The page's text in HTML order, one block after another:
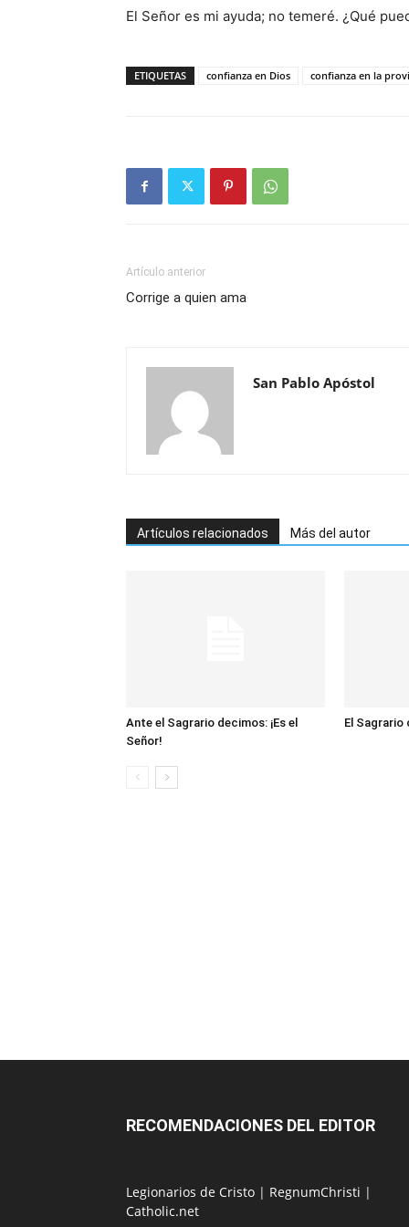
El Señor es mi ayuda; no temeré. ¿Qué
ETIQUETAS confianza en Dios confianza en la
Artículo anterior
Corrige a quien ama
San Pablo Apóstol
Artículos relacionados Más del autor
Ante el Sagrario decimos: ¡Es el
Señor!
El Sagrario
RECOMENDACIONES DEL EDITOR
Legionarios de Cristo | RegnumChristi |
Catholic.net